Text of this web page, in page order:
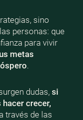
sino
personas: que
para vivir
metas
.
dudas, si
crecer,
través de las